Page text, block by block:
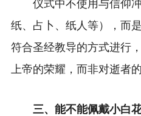
仪式中不使用与信仰
纸、占卜、纸人等），而
符合圣经教导的方式进行
上帝的荣耀，而非对逝者
三、能不能佩戴小白